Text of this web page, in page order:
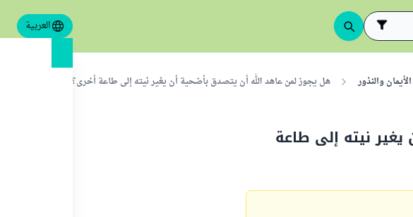
العربية
الأيمان والنذور هل يجوز لمن عاهد الله أن يتصدق بأضحية أن يغير نيته إلى طاعة أخرى؟
نيته إلى طاعة